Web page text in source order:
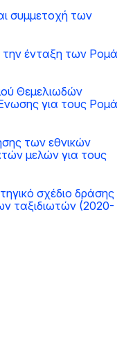
συμμετοχή των
την ένταξη των Ρομά
Θεμελιωδών
για τους Ρομά
των εθνικών
μελών για τους
σχέδιο δράσης
ταξιδιωτών (2020-